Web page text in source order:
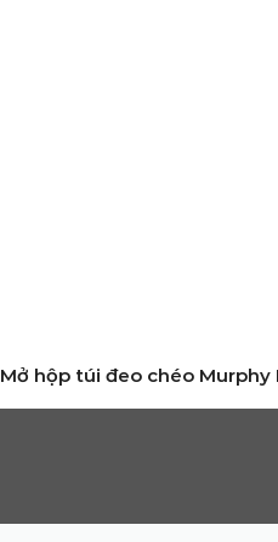
Mở hộp túi đeo chéo Murphy